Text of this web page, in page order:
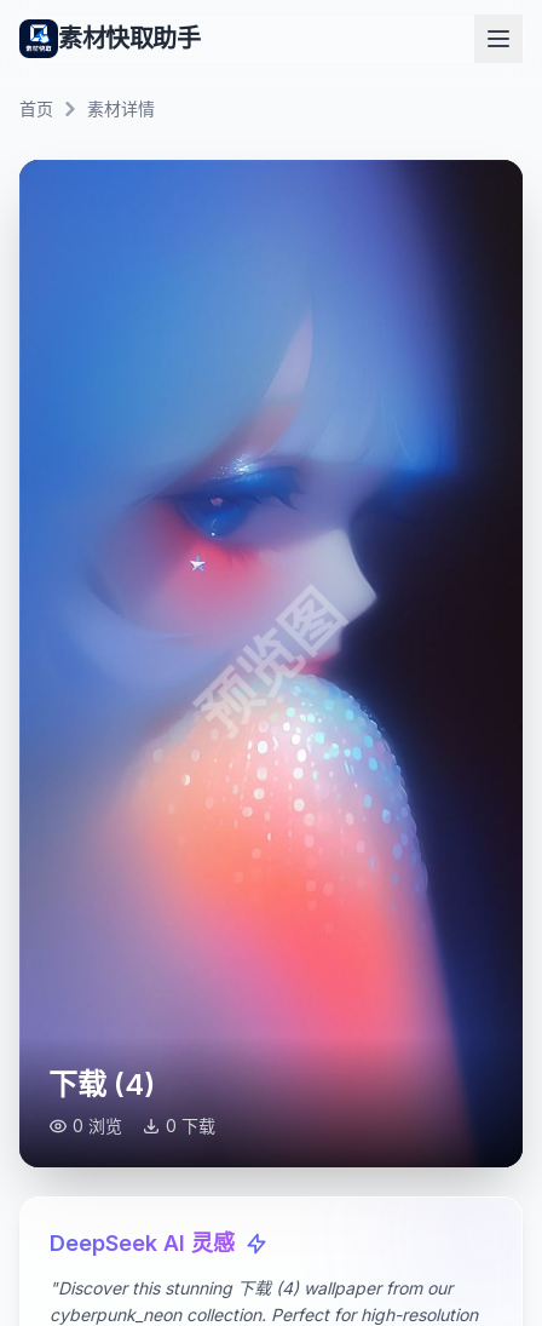
素材快取助手
首页 素材详情
预览图
下载 (4)
0 浏览 0 下载
DeepSeek AI 灵感
"Discover this stunning 下载 (4) wallpaper from our
cyberpunk_neon collection. Perfect for high-resolution